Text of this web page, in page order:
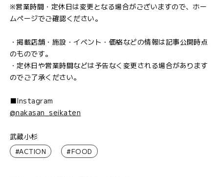
※営業時間・定休日は変更となる場合がございますので、ホー
ムページでご確認ください。
・掲載店舗・施設・イベント・価格などの情報は記事公開時点
のものです。
・定休日や営業時間などは予告なく変更される場合があります
のでご了承ください。
■Instagram
@nakasan_seikaten
武蔵小杉
#ACTION #FOOD